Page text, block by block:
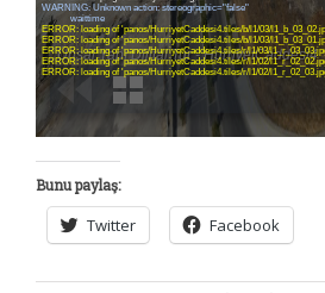
Bunu paylaş:
Twitter Facebook